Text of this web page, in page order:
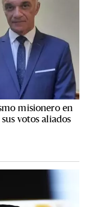
misionero en
votos aliados